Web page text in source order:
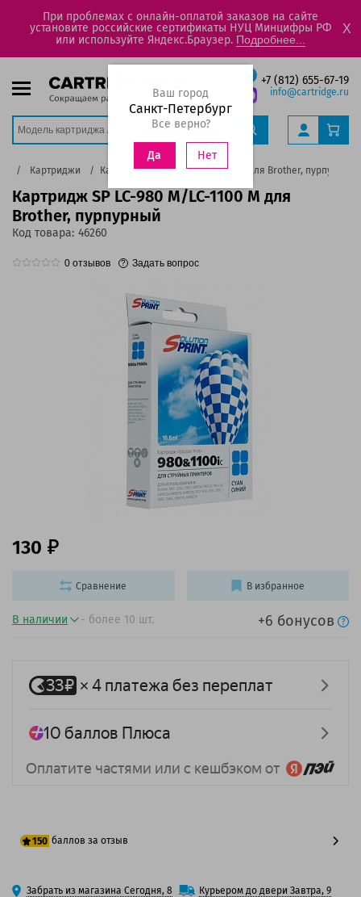
При проблемах с онлайн-оплатой заказов на сайте
установите российские сертификаты НУЦ Минцифры РФ
или используйте Яндекс.Браузер. Подробнее...
X
+7 (812) 655-67-19
info@cartridge.ru
Ваш город
Санкт-Петербург
Все верно?
Да Нет
Картриджи Картридж SP LC-980 M/LC-1100 M для Brother, пурпурный
Картридж SP LC-980 M/LC-1100 M для
Brother, пурпурный
Код товара: 46260
0 отзывов Задать вопрос
В наличии - более 10 шт. +6 бонусов
130
150 баллов за отзыв
125 баллов
Забрать из магазина Сегодня, 8
Курьером до двери Завтра, 9
Сравнение В избранное